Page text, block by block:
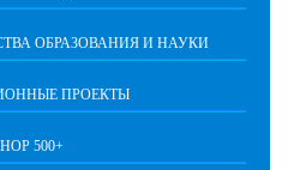
ОБРАЗОВАНИЯ И НАУКИ
ПРОЕКТЫ
500+